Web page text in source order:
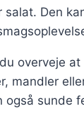
Den
overveje
mandler
sunde